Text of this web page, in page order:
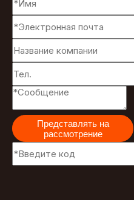
Представлять на
рассмотрение